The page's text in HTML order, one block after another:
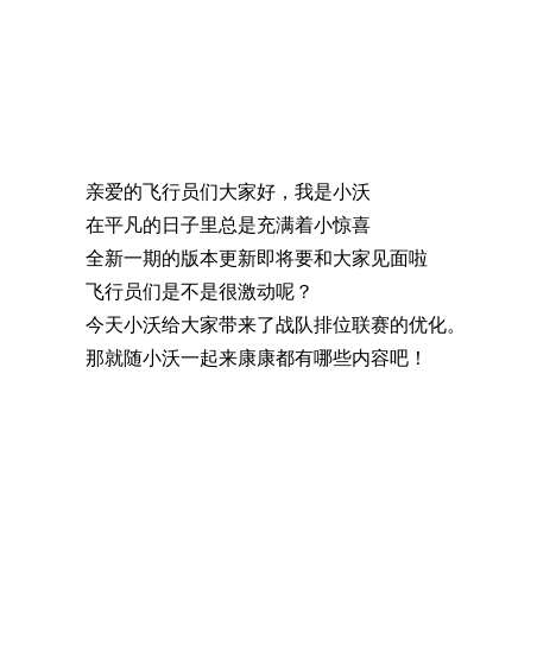
亲爱的飞行员们大家好，我是小沃
在平凡的日子里总是充满着小惊喜
全新一期的版本更新即将要和大家见面啦
飞行员们是不是很激动呢？
今天小沃给大家带来了战队排位联赛的优化。
那就随小沃一起来康康都有哪些内容吧！